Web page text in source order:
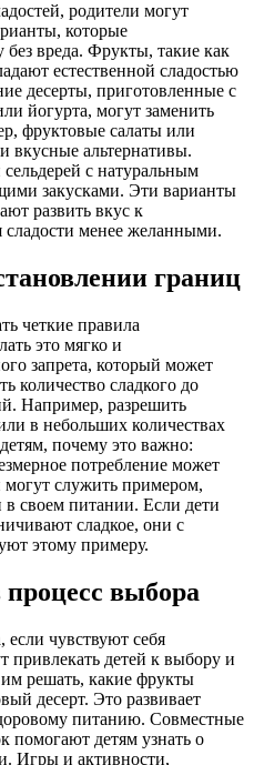
родители могут
которые
без вреда. Фрукты, такие как
естественной сладостью
десерты, приготовленные с
йогурта, могут заменить
фруктовые салаты или
вкусные альтернативы.
с натуральным
закусками. Эти варианты
развить вкус к
сладости менее желанными.
границ
четкие правила
это мягко и
запрета, который может
количество сладкого до
Например, разрешить
в небольших количествах
почему это важно:
потребление может
могут служить примером,
своем питании. Если дети
сладкое, они с
этому примеру.
процесс выбора
чувствуют себя
привлекать детей к выбору и
решать, какие фрукты
десерт. Это развивает
питанию. Совместные
помогают детям узнать о
Игры и активности,